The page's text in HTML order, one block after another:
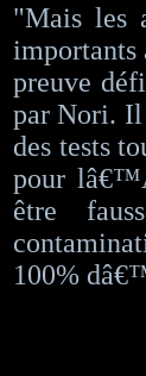
"Mais les
importants
preuve
par Nori. Il
des tests
pour
être
100%